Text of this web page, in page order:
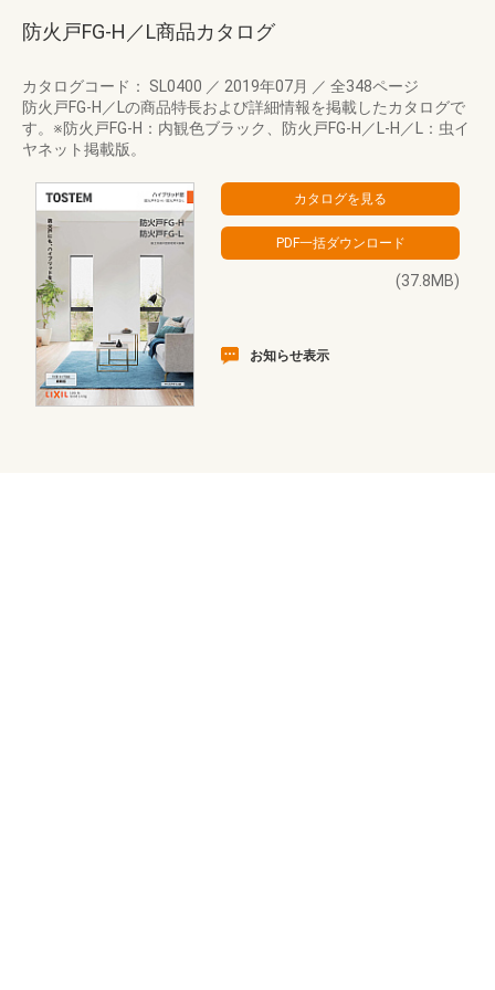
防火戸FG-H／L商品カタログ
カタログコード： SL0400 ／ 2019年07月 ／ 全348ページ
防火戸FG-H／Lの商品特長および詳細情報を掲載したカタログで
す。※防火戸FG-H：内観色ブラック、防火戸FG-H／L-H／L：虫イ
ヤネット掲載版。
(37.8MB)
お知らせ表示